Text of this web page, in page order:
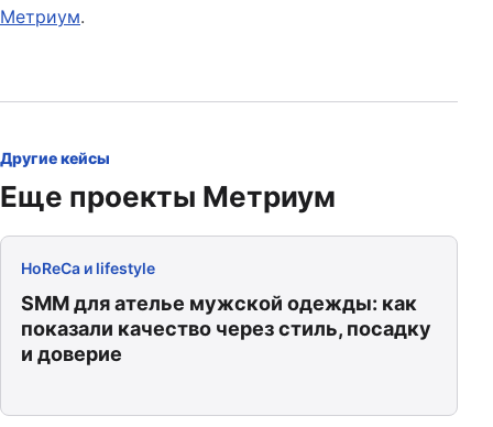
Метриум.
Другие кейсы
Еще проекты Метриум
HoReCa и lifestyle
SMM для ателье мужской одежды: как
показали качество через стиль, посадку
и доверие